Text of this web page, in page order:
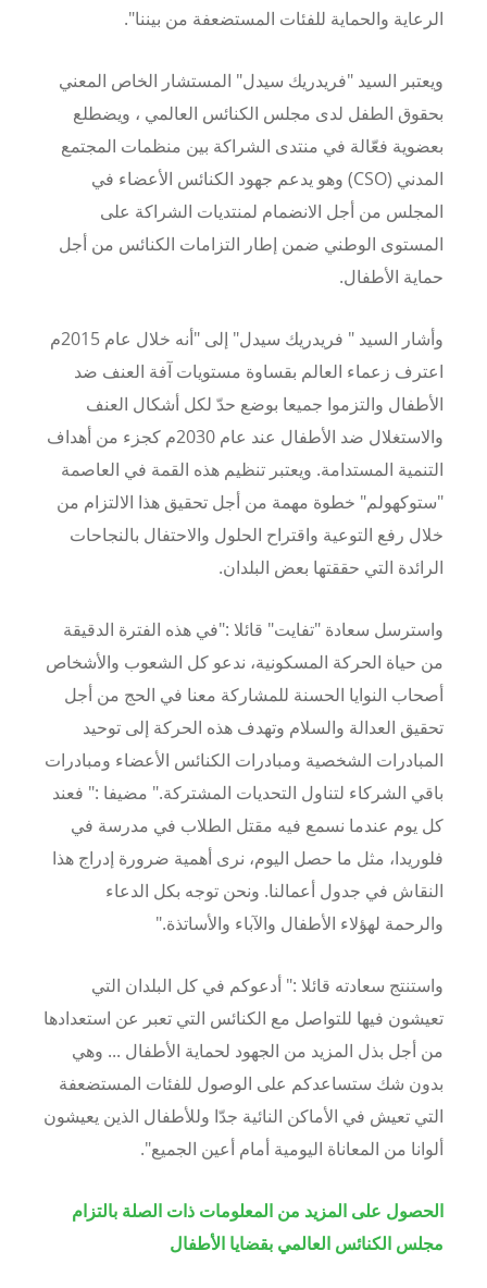
الرعاية والحماية للفئات المستضعفة من بيننا".
ويعتبر السيد "فريدريك سيدل" المستشار الخاص المعني
بحقوق الطفل لدى مجلس الكنائس العالمي ، ويضطلع
بعضوية فعّالة في منتدى الشراكة بين منظمات المجتمع
المدني (CSO) وهو يدعم جهود الكنائس الأعضاء في
المجلس من أجل الانضمام لمنتديات الشراكة على
المستوى الوطني ضمن إطار التزامات الكنائس من أجل
حماية الأطفال.
وأشار السيد " فريدريك سيدل" إلى "أنه خلال عام 2015م
اعترف زعماء العالم بقساوة مستويات آفة العنف ضد
الأطفال والتزموا جميعا بوضع حدّ لكل أشكال العنف
والاستغلال ضد الأطفال عند عام 2030م كجزء من أهداف
التنمية المستدامة. ويعتبر تنظيم هذه القمة في العاصمة
"ستوكهولم" خطوة مهمة من أجل تحقيق هذا الالتزام من
خلال رفع التوعية واقتراح الحلول والاحتفال بالنجاحات
الرائدة التي حققتها بعض البلدان.
واسترسل سعادة "تفايت" قائلا :"في هذه الفترة الدقيقة
من حياة الحركة المسكونية، ندعو كل الشعوب والأشخاص
أصحاب النوايا الحسنة للمشاركة معنا في الحج من أجل
تحقيق العدالة والسلام وتهدف هذه الحركة إلى توحيد
المبادرات الشخصية ومبادرات الكنائس الأعضاء ومبادرات
باقي الشركاء لتناول التحديات المشتركة." مضيفا :" فعند
كل يوم عندما نسمع فيه مقتل الطلاب في مدرسة في
فلوريدا، مثل ما حصل اليوم، نرى أهمية ضرورة إدراج هذا
النقاش في جدول أعمالنا. ونحن توجه بكل الدعاء
والرحمة لهؤلاء الأطفال والآباء والأساتذة."
واستنتج سعادته قائلا :" أدعوكم في كل البلدان التي
تعيشون فيها للتواصل مع الكنائس التي تعبر عن استعدادها
من أجل بذل المزيد من الجهود لحماية الأطفال ... وهي
بدون شك ستساعدكم على الوصول للفئات المستضعفة
التي تعيش في الأماكن النائية جدّا وللأطفال الذين يعيشون
ألوانا من المعاناة اليومية أمام أعين الجميع".
الحصول على المزيد من المعلومات ذات الصلة بالتزام
مجلس الكنائس العالمي بقضايا الأطفال